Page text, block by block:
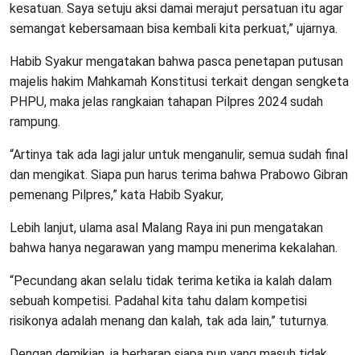
kesatuan. Saya setuju aksi damai merajut persatuan itu agar
semangat kebersamaan bisa kembali kita perkuat,” ujarnya.
Habib Syakur mengatakan bahwa pasca penetapan putusan
majelis hakim Mahkamah Konstitusi terkait dengan sengketa
PHPU, maka jelas rangkaian tahapan Pilpres 2024 sudah
rampung.
“Artinya tak ada lagi jalur untuk menganulir, semua sudah final
dan mengikat. Siapa pun harus terima bahwa Prabowo Gibran
pemenang Pilpres,” kata Habib Syakur,
Lebih lanjut, ulama asal Malang Raya ini pun mengatakan
bahwa hanya negarawan yang mampu menerima kekalahan.
“Pecundang akan selalu tidak terima ketika ia kalah dalam
sebuah kompetisi. Padahal kita tahu dalam kompetisi
risikonya adalah menang dan kalah, tak ada lain,” tuturnya.